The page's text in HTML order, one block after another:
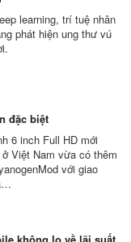
learning, trí tuệ nhân
phát hiện ung thư vú
đặc biệt
6 inch Full HD mới
Việt Nam vừa có thêm
với giao